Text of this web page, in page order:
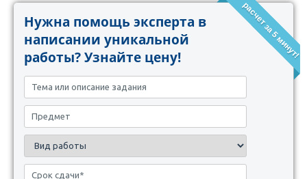
расчет за 5 минут!
Нужна помощь эксперта в
написании уникальной
работы? Узнайте цену!